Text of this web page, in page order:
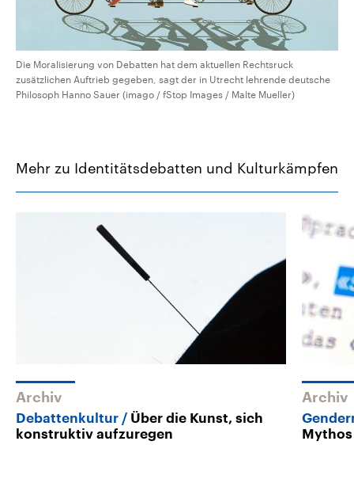
Die Moralisierung von Debatten hat dem aktuellen Rechtsruck
zusätzlichen Auftrieb gegeben, sagt der in Utrecht lehrende deutsche
Philosoph Hanno Sauer (imago / fStop Images / Malte Mueller)
Mehr zu Identitätsdebatten und Kulturkämpfen
Archiv
Debattenkultur
Über die Kunst, sich
konstruktiv aufzuregen
Archiv